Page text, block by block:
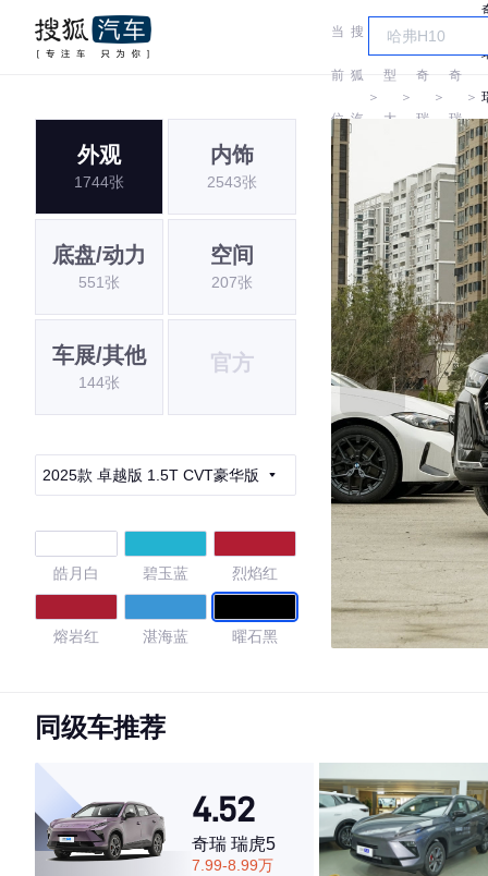
当
前
位
置:
搜
狐
汽
＞
车
型
大
＞
奇
瑞
＞
奇
瑞
＞
7
外观
1744张
内饰
2543张
底盘/动力
551张
空间
207张
车展/其他
144张
官方
2025款 卓越版 1.5T CVT豪华版
皓月白 碧玉蓝 烈焰红
熔岩红 湛海蓝 曜石黑
红
4.7
同级车推荐
4.52
奇瑞 瑞虎5
7.99-8.99万